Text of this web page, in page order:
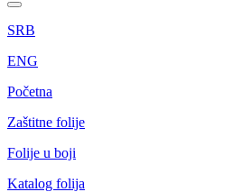
SRB
ENG
Početna
Zaštitne folije
Folije u boji
Katalog folija